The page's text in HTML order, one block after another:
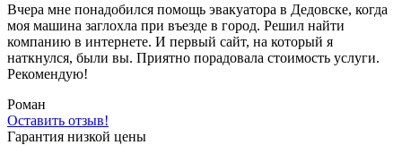
Вчера мне понадобился помощь эвакуатора в Дедовске, когда
моя машина заглохла при въезде в город. Решил найти
компанию в интернете. И первый сайт, на который я
наткнулся, были вы. Приятно порадовала стоимость услуги.
Рекомендую!
Роман
Оставить отзыв!
Гарантия низкой цены